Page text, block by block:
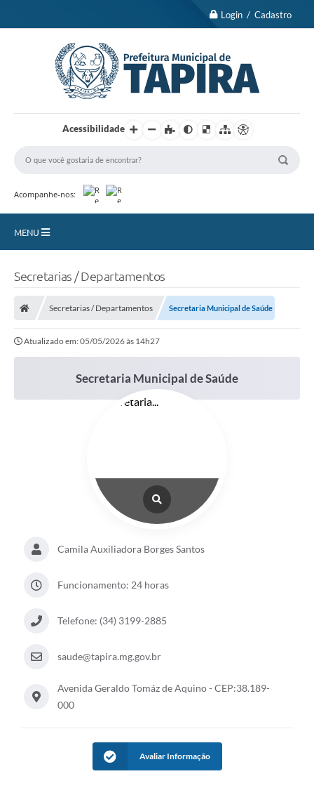
Login / Cadastro
Acessibilidade
Acompanhe-nos:
MENU
Portal Leis Municipais
Contas Públicas
Editais
Portal Transparencia
Agenda
Arquivos para Download
RH Meu Holerite
Secretarias / Departamentos
Secretarias / Departamentos Secretaria Municipal de Saúde
Atualizado em: 05/05/2026 às 14h27
Secretaria Municipal de Saúde
Camila Auxiliadora Borges Santos
Funcionamento: 24 horas
Telefone: (34) 3199-2885
saude@tapira.mg.gov.br
Avenida Geraldo Tomáz de Aquino - CEP:38.189-
000
Avaliar Informação